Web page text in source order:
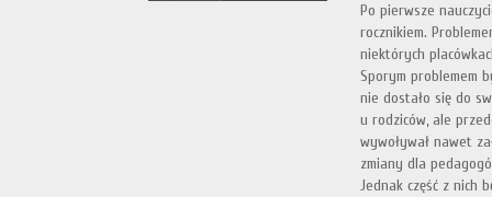
Po pierwsze
rocznikiem.
niektórych
Sporym problemem
nie dostało się do
u rodziców, ale
wywoływał nawet
zmiany dla
Jednak część z nich